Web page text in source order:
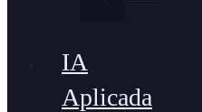
IA
Aplicada